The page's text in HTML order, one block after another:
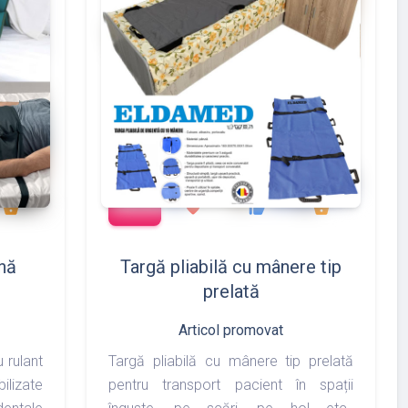
175
shopping_basket
rulant
add_shopping_cart 288
favorite
497
thumb_up shopping_basket
Targă pliabilă cu mânere tip
prelată
Articol promovat
Targă pliabilă cu mânere tip prelată
pentru transport pacient în spații